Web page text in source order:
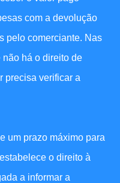
com a devolução
pelo comerciante. Nas
há o direito de
precisa verificar a
um prazo máximo para
o direito à
a informar a